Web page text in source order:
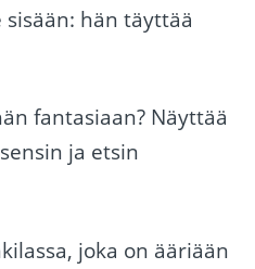
hän täyttää
fantasiaan? Näyttää
ja etsin
joka on ääriään